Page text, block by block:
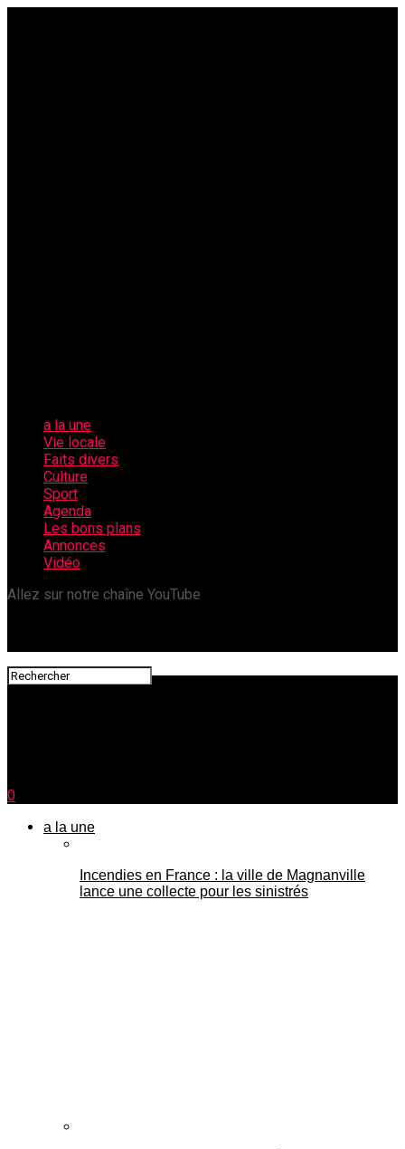
a la une
Vie locale
Faits divers
Culture
Sport
Agenda
Les bons plans
Annonces
Vidéo
Allez sur notre chaîne YouTube
0
a la une
Incendies en France : la ville de Magnanville
lance une collecte pour les sinistrés